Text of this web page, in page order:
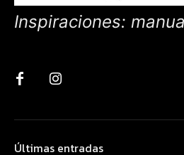
Inspiraciones:
Últimas entradas